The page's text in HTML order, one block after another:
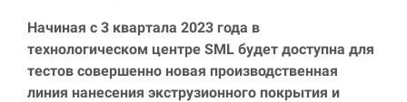
Начиная с 3 квартала 2023 года в
технологическом центре SML будет доступна для
тестов совершенно новая производственная
линия нанесения экструзионного покрытия и